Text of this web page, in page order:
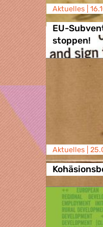
Aktuelles |
EU-
stoppen!
Aktuelles |